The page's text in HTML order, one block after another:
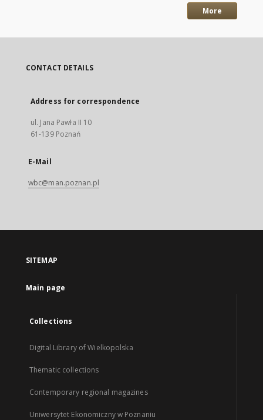
More
CONTACT DETAILS
Address for correspondence
ul. Jana Pawła II 10
61-139 Poznań
E-Mail
wbc@man.poznan.pl
SITEMAP
Main page
Collections
Digital Library of Wielkopolska
Thematic collections
Contemporary regional magazines
Uniwersytet Ekonomiczny w Poznaniu